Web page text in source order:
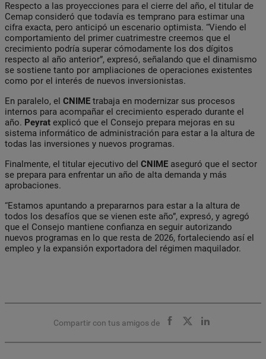
Respecto a las proyecciones para el cierre del año, el titular de
Cemap consideró que todavía es temprano para estimar una
cifra exacta, pero anticipó un escenario optimista. “Viendo el
comportamiento del primer cuatrimestre creemos que el
crecimiento podría superar cómodamente los dos dígitos
respecto al año anterior”, expresó, señalando que el dinamismo
se sostiene tanto por ampliaciones de operaciones existentes
como por el interés de nuevos inversionistas.
En paralelo, el CNIME trabaja en modernizar sus procesos
internos para acompañar el crecimiento esperado durante el
año. Peyrat explicó que el Consejo prepara mejoras en su
sistema informático de administración para estar a la altura de
todas las inversiones y nuevos programas.
Finalmente, el titular ejecutivo del CNIME aseguró que el sector
se prepara para enfrentar un año de alta demanda y más
aprobaciones.
“Estamos apuntando a prepararnos para estar a la altura de
todos los desafíos que se vienen este año”, expresó, y agregó
que el Consejo mantiene confianza en seguir autorizando
nuevos programas en lo que resta de 2026, fortaleciendo así el
empleo y la expansión exportadora del régimen maquilador.
Compartir con tus amigos de